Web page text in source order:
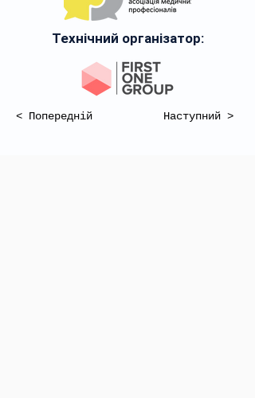
Технічний організатор:
< Попередній Наступний >